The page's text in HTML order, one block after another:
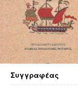
Συγγραφέας